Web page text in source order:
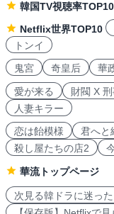
韓国TV視聴率TOP10
Netflix世界TOP10
トンイ
鬼宮
奇皇后 華
愛が来る 財閥 X
人妻キラー
恋は飴模様
君へと
殺し屋たちの店2
華流トップページ
次見る韓ドラに迷っ